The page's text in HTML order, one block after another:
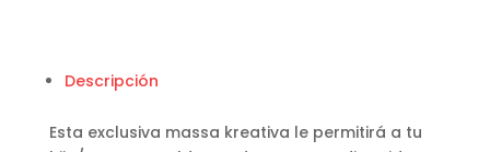
Descripción
Esta exclusiva massa kreativa le permitirá a tu